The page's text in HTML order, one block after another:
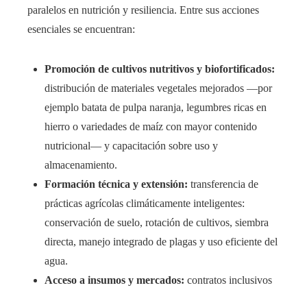
paralelos en nutrición y resiliencia. Entre sus acciones
esenciales se encuentran:
Promoción de cultivos nutritivos y biofortificados:
distribución de materiales vegetales mejorados —por
ejemplo batata de pulpa naranja, legumbres ricas en
hierro o variedades de maíz con mayor contenido
nutricional— y capacitación sobre uso y
almacenamiento.
Formación técnica y extensión: transferencia de
prácticas agrícolas climáticamente inteligentes:
conservación de suelo, rotación de cultivos, siembra
directa, manejo integrado de plagas y uso eficiente del
agua.
Acceso a insumos y mercados: contratos inclusivos